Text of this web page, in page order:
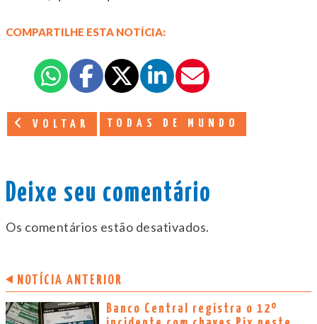
COMPARTILHE ESTA NOTÍCIA:
VOLTAR TODAS DE MUNDO
Deixe seu comentário
Os comentários estão desativados.
NOTÍCIA ANTERIOR
Banco Central registra o 12º